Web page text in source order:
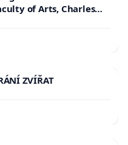
of Arts, Charles
ZVÍŘAT